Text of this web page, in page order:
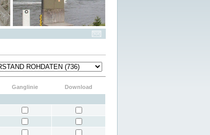
Ganglinie
Download